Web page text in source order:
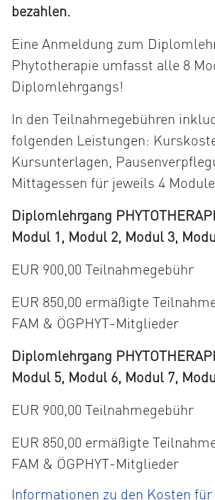
bezahlen.
Eine Anmeldung zum
Phytotherapie umfasst alle 8
Diplomlehrgangs!
In den Teilnahmegebühren
folgenden Leistungen:
Kursunterlagen,
Mittagessen für jeweils 4
Diplomlehrgang
Modul 1, Modul 2, Modul 3,
EUR 900,00 Teilnahmegebühr
EUR 850,00 ermäßigte
FAM & ÖGPHYT-Mitglieder
Diplomlehrgang
Modul 5, Modul 6, Modul 7,
EUR 900,00 Teilnahmegebühr
EUR 850,00 ermäßigte
FAM & ÖGPHYT-Mitglieder
Informationen zu den Kosten für